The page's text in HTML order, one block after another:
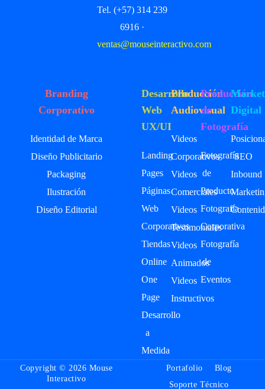
Tel. (+57) 314 239
6916 ·
ventas@mouseinteractivo.com
Branding
Corporativo
Identidad de Marca
Diseño Publicitario
Packaging
Ilustración
Diseño Editorial
Desarrollo
Web
UX/UI
Landing
Pages
Páginas
Web
Corporativas
Tiendas
Online
One
Page
Desarrollo
a
Medida
Producción
Audiovisual
Videos
Corporativos
Videos
Comerciales
Videos
Testimoniales
Videos
Animados
Videos
Instructivos
Producción
de
Fotografía
Fotografía
de
Producto
Fotografía
Corporativa
Fotografía
de
Eventos
Digital
SEO
Inbound
Copyright © 2026 Mouse
Interactivo
Portafolio
Blog
Soporte Técnico